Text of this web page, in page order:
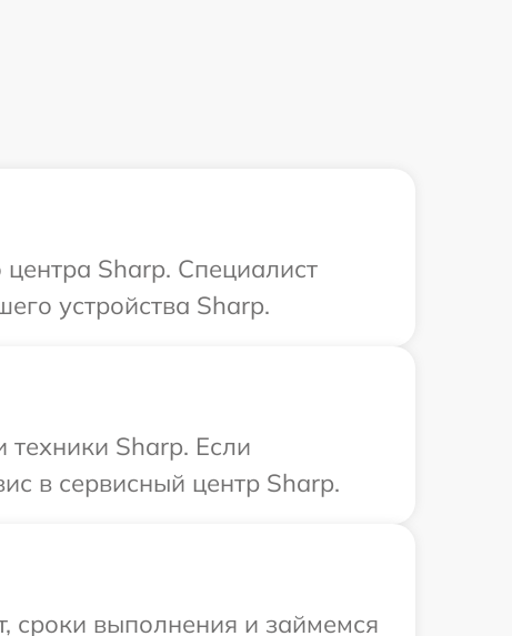
Sharp. Специалист
устройства Sharp.
техники Sharp. Если
в сервисный центр Sharp.
сроки выполнения и займемся